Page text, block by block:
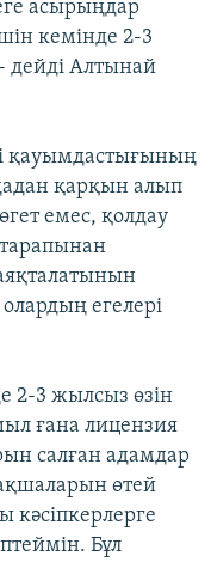
асырыңдар
кемінде 2-3
дейді Алтынай
қауымдастығының
қарқын алып
емес, қолдау
тарапынан
егелері
2-3 жылсыз өзін
ғана лицензия
салған адамдар
өтей
Бұл